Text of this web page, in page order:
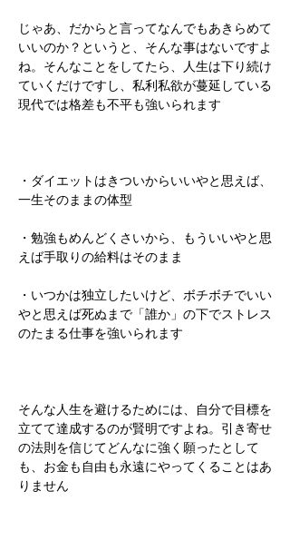
じゃあ、だからと言ってなんでもあきらめて
いいのか？というと、そんな事はないですよ
ね。そんなことをしてたら、人生は下り続け
ていくだけですし、私利私欲が蔓延している
現代では格差も不平も強いられます
・ダイエットはきついからいいやと思えば、
一生そのままの体型
・勉強もめんどくさいから、もういいやと思
えば手取りの給料はそのまま
・いつかは独立したいけど、ボチボチでいい
やと思えば死ぬまで「誰か」の下でストレス
のたまる仕事を強いられます
そんな人生を避けるためには、自分で目標を
立てて達成するのが賢明ですよね。引き寄せ
の法則を信じてどんなに強く願ったとして
も、お金も自由も永遠にやってくることはあ
りません